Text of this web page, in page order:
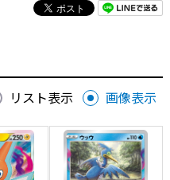
リスト表示 画像表示